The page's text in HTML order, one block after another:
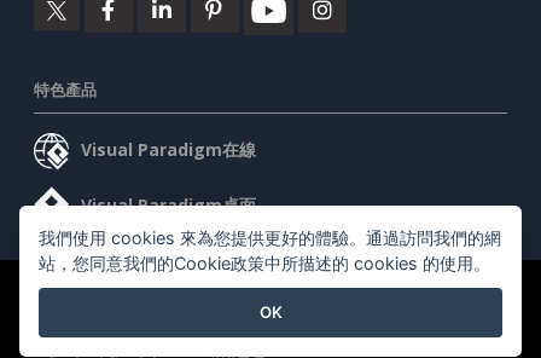
特色產品
Visual Paradigm在線
Visual Paradigm桌面
©2026 by Visual Paradigm. 版權所有。
我們使用 cookies 來為您提供更好的體驗。通過訪問我們的網
站，您同意我們的Cookie政策中所描述的 cookies 的使用。
OK